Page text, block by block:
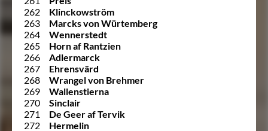
262
Klinckowström
263
Marcks von Würtemberg
264
Wennerstedt
265
Horn af Rantzien
266
Adlermarck
267
Ehrensvärd
268
Wrangel von Brehmer
269
Wallenstierna
270
Sinclair
271
De Geer af Tervik
272
Hermelin